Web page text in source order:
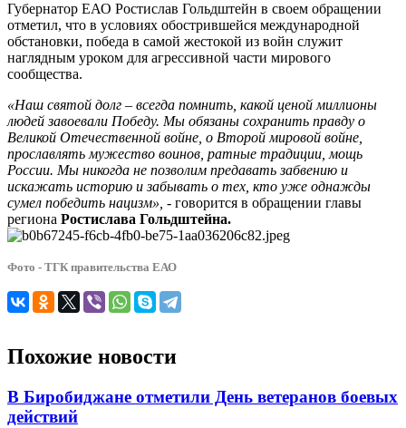
Губернатор ЕАО Ростислав Гольдштейн в своем обращении
отметил, что в условиях обострившейся международной
обстановки, победа в самой жестокой из войн служит
наглядным уроком для агрессивной части мирового
сообщества.
«Наш святой долг – всегда помнить, какой ценой миллионы
людей завоевали Победу. Мы обязаны сохранить правду о
Великой Отечественной войне, о Второй мировой войне,
прославлять мужество воинов, ратные традиции, мощь
России. Мы никогда не позволим предавать забвению и
искажать историю и забывать о тех, кто уже однажды
сумел победить нацизм», - говорится в обращении главы
региона Ростислава Гольдштейна.
Фото - ТГК правительства ЕАО
Похожие новости
В Биробиджане отметили День ветеранов боевых
действий